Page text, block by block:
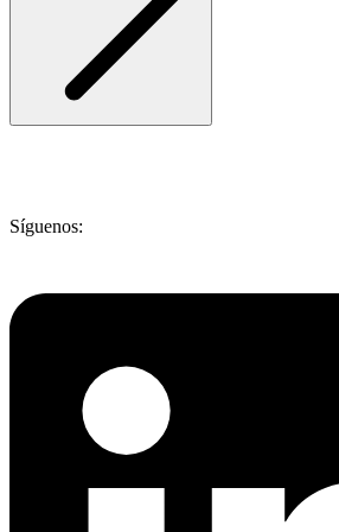
Síguenos: